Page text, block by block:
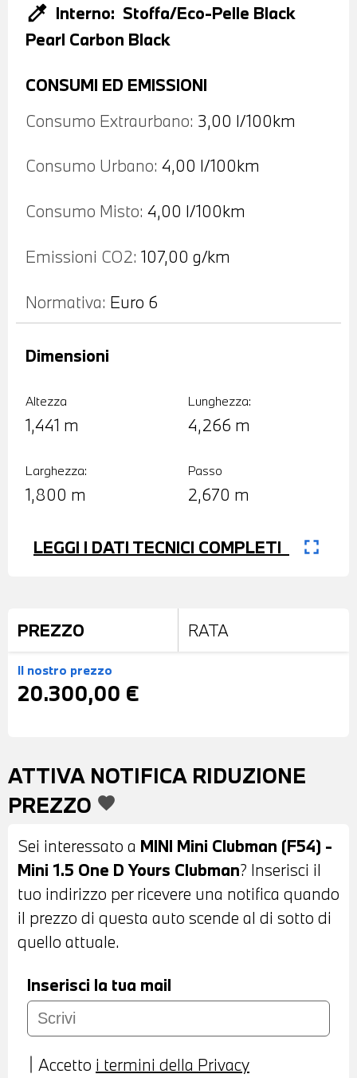
colorize Interno: Stoffa/Eco-Pelle Black
Pearl Carbon Black
CONSUMI ED EMISSIONI
Consumo Extraurbano: 3,00 l/100km
Consumo Urbano: 4,00 l/100km
Consumo Misto: 4,00 l/100km
Emissioni CO2: 107,00 g/km
Normativa: Euro 6
Altezza
1,441 m
Lunghezza:
4,266 m
Dimensioni
Larghezza:
1,800 m
Passo
2,670 m
LEGGI I DATI TECNICI COMPLETI fullscreen
PREZZO RATA
Il nostro prezzo
20.300,00 €
ATTIVA NOTIFICA RIDUZIONE
PREZZO favorite
Sei interessato a MINI Mini Clubman (F54) -
Mini 1.5 One D Yours Clubman? Inserisci il
tuo indirizzo per ricevere una notifica quando
il prezzo di questa auto scende al di sotto di
quello attuale.
Inserisci la tua mail
Accetto i termini della Privacy